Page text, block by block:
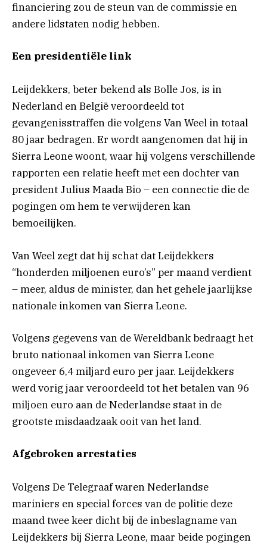
financiering zou de steun van de commissie en
andere lidstaten nodig hebben.
Een presidentiële link
Leijdekkers, beter bekend als Bolle Jos, is in
Nederland en België veroordeeld tot
gevangenisstraffen die volgens Van Weel in totaal
80 jaar bedragen. Er wordt aangenomen dat hij in
Sierra Leone woont, waar hij volgens verschillende
rapporten een relatie heeft met een dochter van
president Julius Maada Bio – een connectie die de
pogingen om hem te verwijderen kan
bemoeilijken.
Van Weel zegt dat hij schat dat Leijdekkers
“honderden miljoenen euro’s” per maand verdient
– ​​meer, aldus de minister, dan het gehele jaarlijkse
nationale inkomen van Sierra Leone.
Volgens gegevens van de Wereldbank bedraagt ​​het
bruto nationaal inkomen van Sierra Leone
ongeveer 6,4 miljard euro per jaar. Leijdekkers
werd vorig jaar veroordeeld tot het betalen van 96
miljoen euro aan de Nederlandse staat in de
grootste misdaadzaak ooit van het land.
Afgebroken arrestaties
Volgens De Telegraaf waren Nederlandse
mariniers en special forces van de politie deze
maand twee keer dicht bij de inbeslagname van
Leijdekkers bij Sierra Leone, maar beide pogingen